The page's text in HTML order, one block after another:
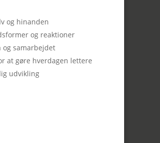
og hinanden
og reaktioner
samarbejdet
at gøre hverdagen lettere
udvikling